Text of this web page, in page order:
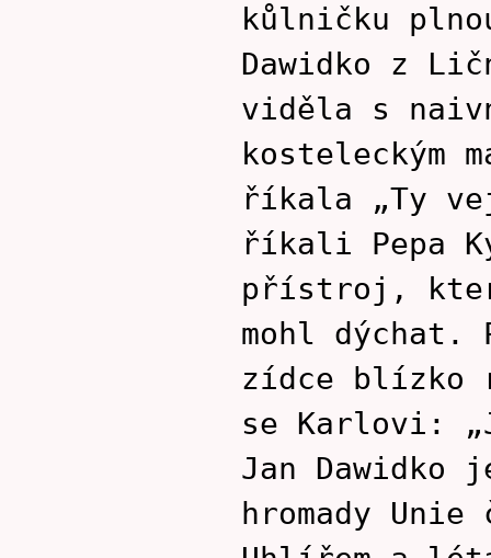
kůlničku
Dawidko z
viděla s
kosteleckým
říkala „Ty
říkali Pepa
přístroj,
mohl dýchat.
zídce blízko
se Karlovi:
Jan Dawidko
hromady